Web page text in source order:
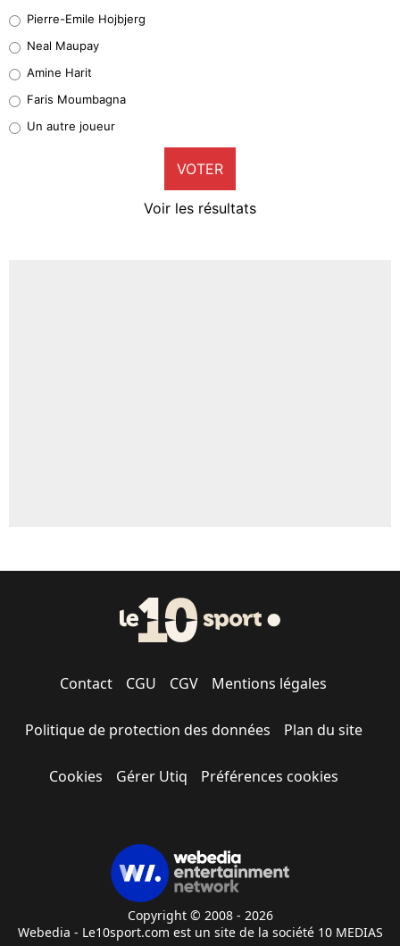
5%
1%
9%
Pierre-Emile Hojbjerg
Neal Maupay
Amine Harit
Faris Moumbagna
Un autre joueur
VOTER
Voir les résultats
Contact CGU CGV Mentions légales
Politique de protection des données Plan du site
Cookies Gérer Utiq Préférences cookies
Copyright © 2008 - 2026
Webedia - Le10sport.com est un site de la société 10 MEDIAS